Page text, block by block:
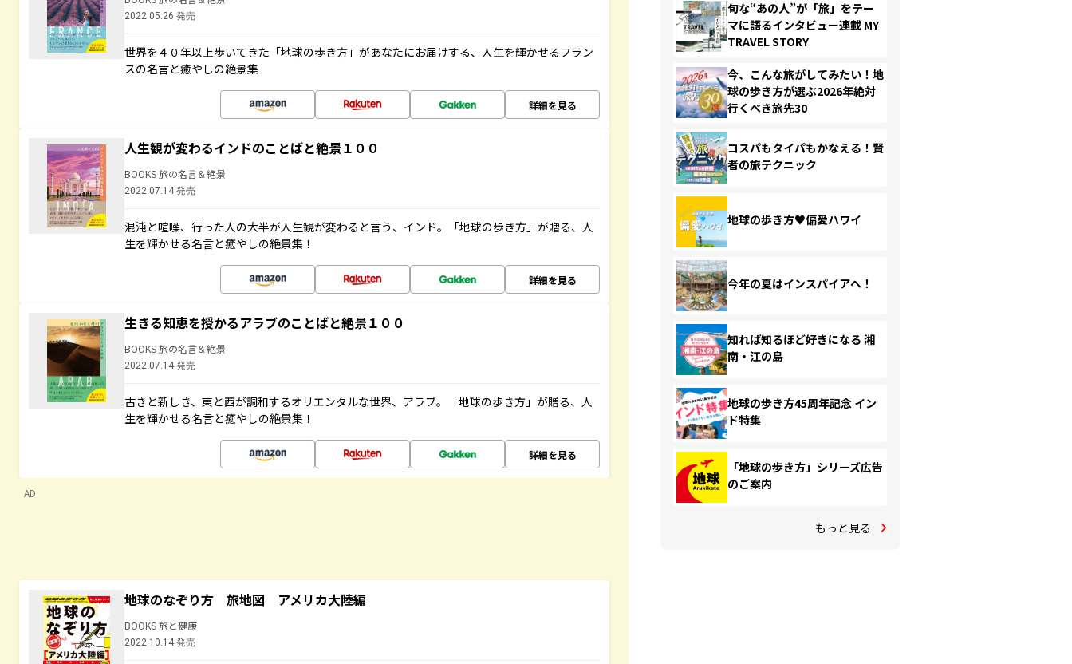
2022.05.26 発売
世界を４０年以上歩いてきた「地球の歩き方」があなたにお届けする、人生を輝かせるフラン
スの名言と癒やしの絶景集
詳細を見る
人生観が変わるインドのことばと絶景１００
BOOKS 旅の名言＆絶景
2022.07.14 発売
混沌と喧噪、行った人の大半が人生観が変わると言う、インド。「地球の歩き方」が贈る、人
生を輝かせる名言と癒やしの絶景集！
詳細を見る
生きる知恵を授かるアラブのことばと絶景１００
BOOKS 旅の名言＆絶景
2022.07.14 発売
古きと新しき、東と西が調和するオリエンタルな世界、アラブ。「地球の歩き方」が贈る、人
生を輝かせる名言と癒やしの絶景集！
詳細を見る
AD
地球のなぞり方 旅地図 アメリカ大陸編
BOOKS 旅と健康
2022.10.14 発売
旬な“あの人”が「旅」をテー
マに語るインタビュー連載 MY
TRAVEL STORY
今、こんな旅がしてみたい！地
球の歩き方が選ぶ2026年絶対
行くべき旅先30
コスパもタイパもかなえる！賢
者の旅テクニック
地球の歩き方♥偏愛ハワイ
今年の夏はインスパイアへ！
知れば知るほど好きになる 湘
南・江の島
地球の歩き方45周年記念 イン
ド特集
「地球の歩き方」シリーズ広告
のご案内
もっと見る